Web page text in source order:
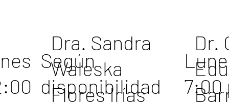
Según
disponibilidad
Dra. Sandra
Waleska
Flores Irías
7:00
Dr.